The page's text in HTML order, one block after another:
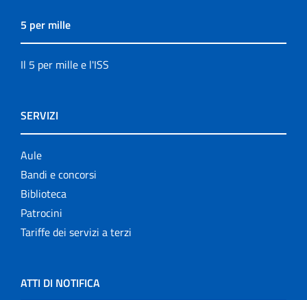
5 per mille
Il 5 per mille e l'ISS
SERVIZI
Aule
Bandi e concorsi
Biblioteca
Patrocini
Tariffe dei servizi a terzi
ATTI DI NOTIFICA